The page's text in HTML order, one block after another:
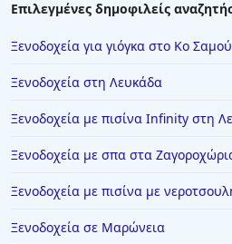
Ξενοδοχεία στον Καραβοστάση
Ξενοδοχεία στο Λαύριο
Ξενοδοχεία σε Αμμουδάρα
Ξενοδοχεία στην Κρακοβία
Ξενοδοχεία στη Σαρωνίδα
Επιλεγμένες δημοφιλείς
Ξενοδοχεία για γιόγκα στο Κο
Ξενοδοχεία στη Λευκάδα
Ξενοδοχεία με πισίνα Infinity στη
Ξενοδοχεία με σπα στα
Ξενοδοχεία με πισίνα με
Ξενοδοχεία σε Μαρώνεια